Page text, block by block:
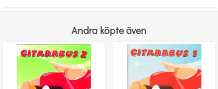
Andra köpte även